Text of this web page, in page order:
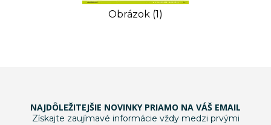
Obrázok (1)
NAJDÔLEŽITEJŠIE NOVINKY PRIAMO NA VÁŠ EMAIL
Získajte zaujímavé informácie vždy medzi prvými